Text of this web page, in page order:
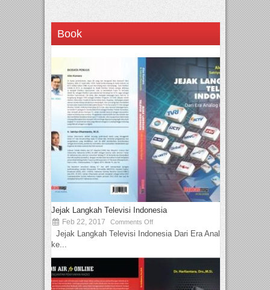
Book
Jejak Langkah Televisi Indonesia
Feb 22, 2017 Comments Off
Jejak Langkah Televisi Indonesia Dari Era Analog
ke...